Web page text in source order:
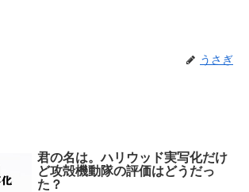
うさぎ
君の名は。ハリウッド実写化だけ
ど攻殻機動隊の評価はどうだっ
た？